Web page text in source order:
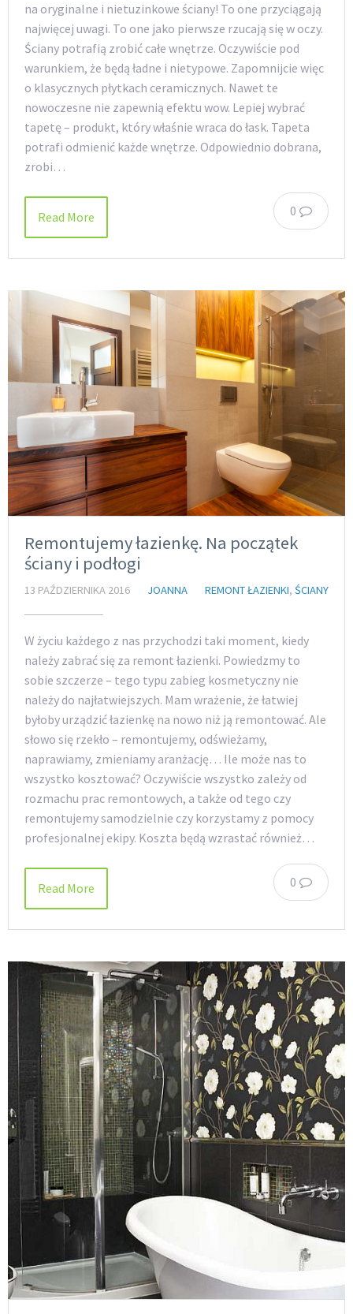
na oryginalne i nietuzinkowe ściany! To one przyciągają
najwięcej uwagi. To one jako pierwsze rzucają się w oczy.
Ściany potrafią zrobić całe wnętrze. Oczywiście pod
warunkiem, że będą ładne i nietypowe. Zapomnijcie więc
o klasycznych płytkach ceramicznych. Nawet te
nowoczesne nie zapewnią efektu wow. Lepiej wybrać
tapetę – produkt, który właśnie wraca do łask. Tapeta
potrafi odmienić każde wnętrze. Odpowiednio dobrana,
zrobi…
0
Read More
Remontujemy łazienkę. Na początek
ściany i podłogi
13 PAŹDZIERNIKA 2016 JOANNA REMONT ŁAZIENKI, ŚCIANY
W życiu każdego z nas przychodzi taki moment, kiedy
należy zabrać się za remont łazienki. Powiedzmy to
sobie szczerze – tego typu zabieg kosmetyczny nie
należy do najłatwiejszych. Mam wrażenie, że łatwiej
byłoby urządzić łazienkę na nowo niż ją remontować. Ale
słowo się rzekło – remontujemy, odświeżamy,
naprawiamy, zmieniamy aranżację… Ile może nas to
wszystko kosztować? Oczywiście wszystko zależy od
rozmachu prac remontowych, a także od tego czy
remontujemy samodzielnie czy korzystamy z pomocy
profesjonalnej ekipy. Koszta będą wzrastać również…
0
Read More